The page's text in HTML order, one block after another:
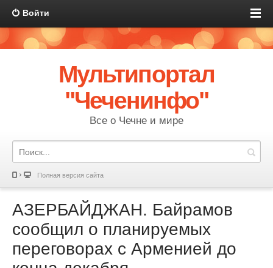
Войти
Мультипортал
"Чеченинфо"
Все о Чечне и мире
Полная версия сайта
АЗЕРБАЙДЖАН. Байрамов
сообщил о планируемых
переговорах с Арменией до